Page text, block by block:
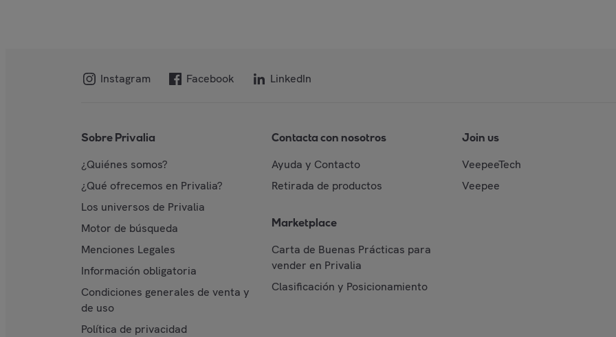
Instagram Facebook LinkedIn
Sobre Privalia
¿Quiénes somos?
¿Qué ofrecemos en Privalia?
Los universos de Privalia
Motor de búsqueda
Menciones Legales
Información obligatoria
Condiciones generales de venta y
de uso
Política de privacidad
Contacta con nosotros
Ayuda y Contacto
Retirada de productos
Marketplace
Carta de Buenas Prácticas para
vender en Privalia
Clasificación y Posicionamiento
Join us
VeepeeTech
Veepee